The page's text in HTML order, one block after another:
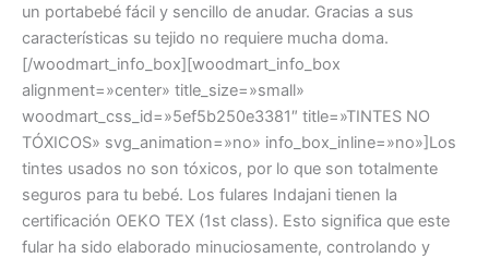
un portabebé fácil y sencillo de anudar. Gracias a sus
características su tejido no requiere mucha doma.
[/woodmart_info_box][woodmart_info_box
alignment=»center» title_size=»small»
woodmart_css_id=»5ef5b250e3381″ title=»TINTES NO
TÓXICOS» svg_animation=»no» info_box_inline=»no»]Los
tintes usados no son tóxicos, por lo que son totalmente
seguros para tu bebé. Los fulares Indajani tienen la
certificación OEKO TEX (1st class). Esto significa que este
fular ha sido elaborado minuciosamente, controlando y